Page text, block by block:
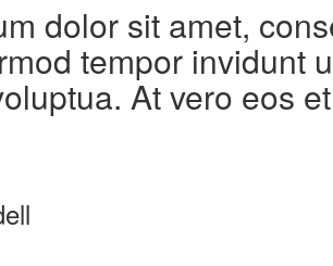
dolor sit amet,
tempor invidunt
At vero eos